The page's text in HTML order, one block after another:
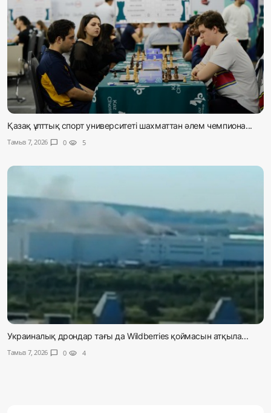
Қазақ ұлттық спорт университеті шахматтан әлем чемпиона...
Тамыз 7, 2026 chat_bubble 0 visibility 5
Украиналық дрондар тағы да Wildberries қоймасын атқыла...
Тамыз 7, 2026 chat_bubble 0 visibility 4